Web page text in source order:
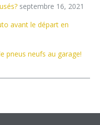
septembre 16, 2021
avant le départ en
pneus neufs au garage!